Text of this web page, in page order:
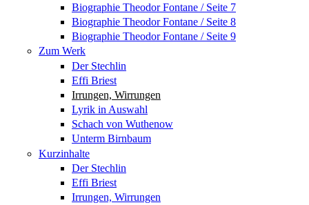
Biographie Theodor Fontane / Seite 7
Biographie Theodor Fontane / Seite 8
Biographie Theodor Fontane / Seite 9
Zum Werk
Der Stechlin
Effi Briest
Irrungen, Wirrungen
Lyrik in Auswahl
Schach von Wuthenow
Unterm Birnbaum
Kurzinhalte
Der Stechlin
Effi Briest
Irrungen, Wirrungen